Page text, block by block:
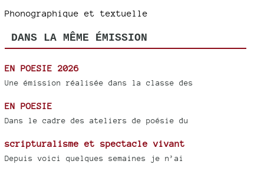
Phonographique et textuelle
DANS LA MÊME ÉMISSION
EN POESIE 2026
Une émission réalisée dans la classe des
EN POESIE
Dans le cadre des ateliers de poésie du
scripturalisme et spectacle vivant
Depuis voici quelques semaines je n’ai